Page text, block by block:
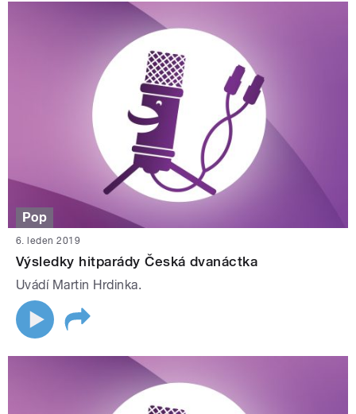
Pop
6. leden 2019
Výsledky hitparády Česká dvanáctka
Uvádí Martin Hrdinka.